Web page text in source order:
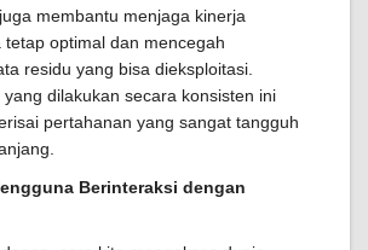
membantu menjaga kinerja
tetap optimal dan mencegah
residu yang bisa dieksploitasi.
yang dilakukan secara konsisten ini
pertahanan yang sangat tangguh
Berinteraksi dengan